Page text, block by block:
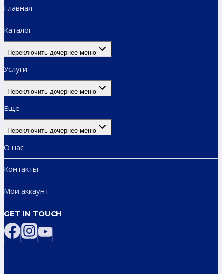
Главная
Каталог
Переключить дочернее меню
Услуги
Переключить дочернее меню
Еще
Переключить дочернее меню
О нас
Контакты
Мои аккаунт
GET IN TOUCH